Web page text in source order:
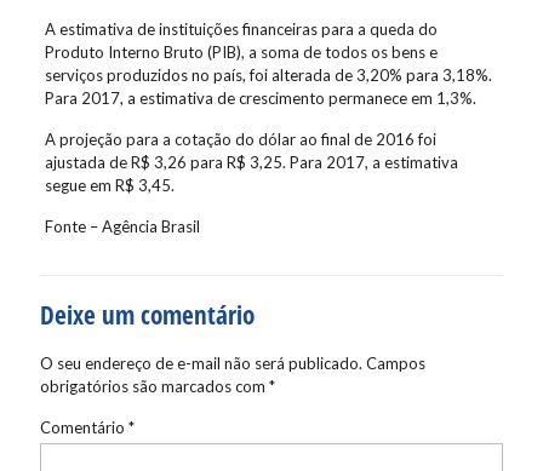
A estimativa de instituições financeiras para a queda do
Produto Interno Bruto (PIB), a soma de todos os bens e
serviços produzidos no país, foi alterada de 3,20% para 3,18%.
Para 2017, a estimativa de crescimento permanece em 1,3%.
A projeção para a cotação do dólar ao final de 2016 foi
ajustada de R$ 3,26 para R$ 3,25. Para 2017, a estimativa
segue em R$ 3,45.
Fonte – Agência Brasil
Deixe um comentário
O seu endereço de e-mail não será publicado. Campos
obrigatórios são marcados com *
Comentário *